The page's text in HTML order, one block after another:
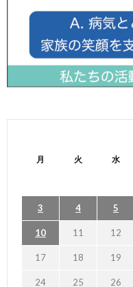
月 火 水
3 4 5
10 11 12
17 18 19
24 25 26